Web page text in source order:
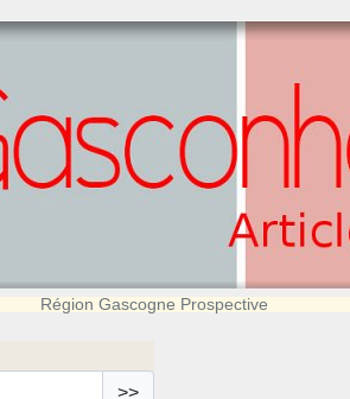
Région Gascogne Prospective
>>